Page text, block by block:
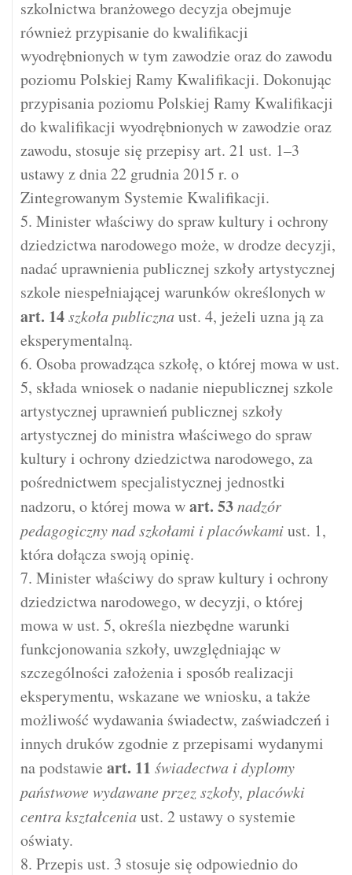
szkolnictwa branżowego decyzja obejmuje
również przypisanie do kwalifikacji
wyodrębnionych w tym zawodzie oraz do zawodu
poziomu Polskiej Ramy Kwalifikacji. Dokonując
przypisania poziomu Polskiej Ramy Kwalifikacji
do kwalifikacji wyodrębnionych w zawodzie oraz
zawodu, stosuje się przepisy art. 21 ust. 1–3
ustawy z dnia 22 grudnia 2015 r. o
Zintegrowanym Systemie Kwalifikacji.
5. Minister właściwy do spraw kultury i ochrony
dziedzictwa narodowego może, w drodze decyzji,
nadać uprawnienia publicznej szkoły artystycznej
szkole niespełniającej warunków określonych w
art. 14szkoła publicznaust. 4, jeżeli uzna ją za
eksperymentalną.
6. Osoba prowadząca szkołę, o której mowa w ust.
5, składa wniosek o nadanie niepublicznej szkole
artystycznej uprawnień publicznej szkoły
artystycznej do ministra właściwego do spraw
kultury i ochrony dziedzictwa narodowego, za
pośrednictwem specjalistycznej jednostki
nadzoru, o której mowa wart. 53nadzór
pedagogiczny nad szkołami i placówkamiust. 1,
która dołącza swoją opinię.
7. Minister właściwy do spraw kultury i ochrony
dziedzictwa narodowego, w decyzji, o której
mowa w ust. 5, określa niezbędne warunki
funkcjonowania szkoły, uwzględniając w
szczególności założenia i sposób realizacji
eksperymentu, wskazane we wniosku, a także
możliwość wydawania świadectw, zaświadczeń i
innych druków zgodnie z przepisami wydanymi
na podstawie art. 11 świadectwa i dyplomy
państwowe wydawane przez szkoły, placówki
centra kształceniaust. 2 ustawy o systemie
oświaty.
8. Przepis ust. 3 stosuje się odpowiednio do